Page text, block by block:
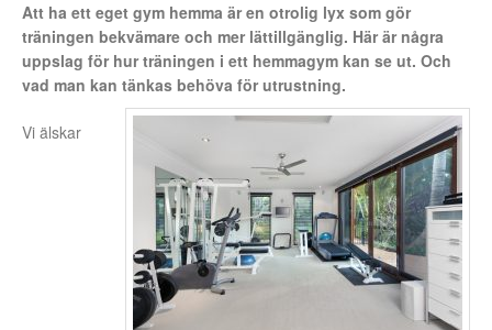
Att ha ett eget gym hemma är en otrolig lyx som gör
träningen bekvämare och mer lättillgänglig. Här är några
uppslag för hur träningen i ett hemmagym kan se ut. Och
vad man kan tänkas behöva för utrustning.
Vi älskar